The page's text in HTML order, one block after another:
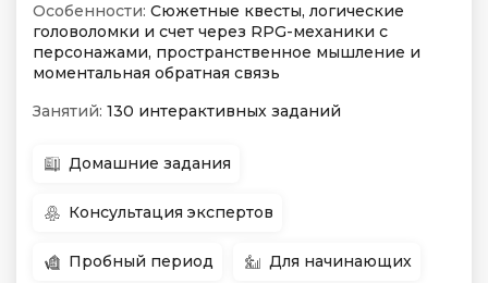
Особенности: Сюжетные квесты, логические
головоломки и счет через RPG-механики с
персонажами, пространственное мышление и
моментальная обратная связь
Занятий: 130 интерактивных заданий
Домашние задания
Консультация экспертов
Пробный период Для начинающих